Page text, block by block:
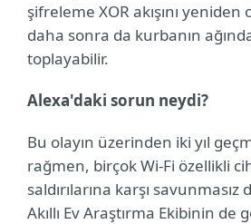
şifreleme XOR akışını
daha sonra da kurbanın
toplayabilir.
Alexa'daki sorun neydi?
Bu olayın üzerinden iki yıl
rağmen, birçok Wi-Fi özellikli
saldırılarına karşı savunmasız
Akıllı Ev Araştırma Ekibinin de